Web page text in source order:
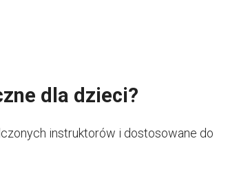
dla dzieci?
instruktorów i dostosowane do